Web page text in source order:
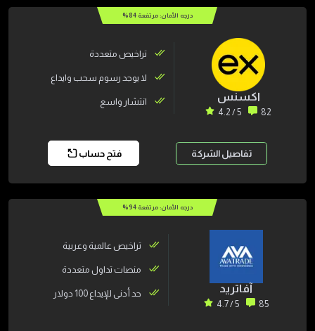
درجه الأمان: مرتفعة84
%
اكسنس
82
5 / 4.2
تراخيص متعددة
لا يوجد رسوم سحب وايداع
انتشار واسع
فتح حساب تفاصيل الشركة
درجه الأمان: مرتفعة94
%
آفاتريد
85
5 / 4.7
تراخيص عالمية وعربية
منصات تداول متعددة
حد أدنى للإيداع 100 دولار